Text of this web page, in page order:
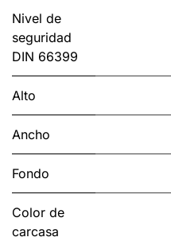
Nivel de
seguridad
DIN 66399
Alto
Ancho
Fondo
Color de
carcasa